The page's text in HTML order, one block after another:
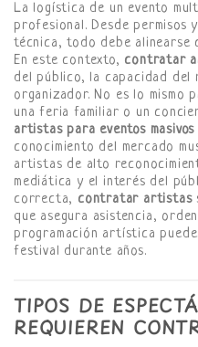
La logística de un evento
profesional. Desde permisos
técnica, todo debe alinearse
En este contexto, contratar
del público, la capacidad del
organizador. No es lo mismo
una feria familiar o un
artistas para eventos masivos
conocimiento del mercado
artistas de alto
mediática y el interés del
correcta, contratar artistas
que asegura asistencia,
programación artística
festival durante años.
TIPOS DE
REQUIEREN